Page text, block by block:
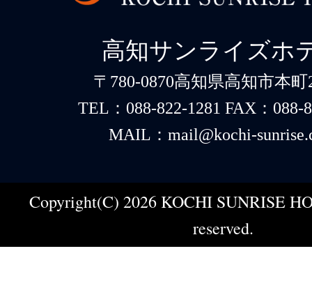
高知サンライズホ
〒780-0870高知県高知市本町
TEL：088-822-1281 FAX：088-
MAIL：mail@kochi-
Copyright(C) 2026 KOCHI SUNRISE
reserved.